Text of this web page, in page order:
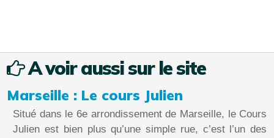
A voir aussi sur le site
Marseille : Le cours Julien
Situé dans le 6e arrondissement de Marseille, le Cours
Julien est bien plus qu’une simple rue, c’est l’un des